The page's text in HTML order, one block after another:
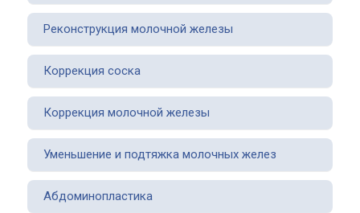
Реконструкция молочной железы
Коррекция соска
Коррекция молочной железы
Уменьшение и подтяжка молочных желез
Абдоминопластика